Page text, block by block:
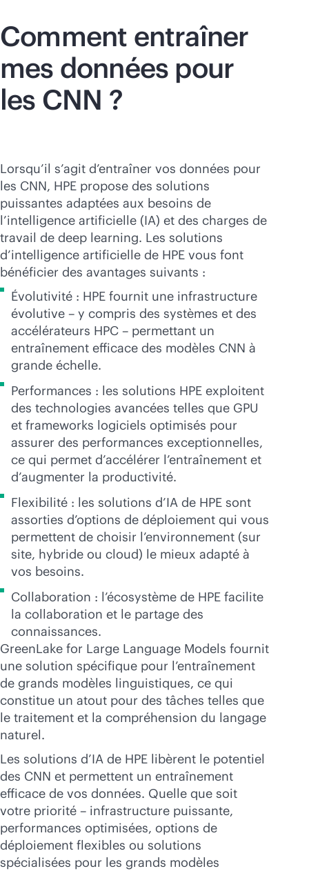
Comment entraîner
mes données pour
les CNN ?
Lorsqu’il s’agit d’entraîner vos données pour
les CNN, HPE propose des solutions
puissantes adaptées aux besoins de
l’intelligence artificielle (IA) et des charges de
travail de deep learning. Les solutions
d’intelligence artificielle de HPE vous font
bénéficier des avantages suivants :
Évolutivité : HPE fournit une infrastructure
évolutive – y compris des systèmes et des
accélérateurs HPC – permettant un
entraînement efficace des modèles CNN à
grande échelle.
Performances : les solutions HPE exploitent
des technologies avancées telles que GPU
et frameworks logiciels optimisés pour
assurer des performances exceptionnelles,
ce qui permet d’accélérer l’entraînement et
d’augmenter la productivité.
Flexibilité : les solutions d’IA de HPE sont
assorties d’options de déploiement qui vous
permettent de choisir l’environnement (sur
site, hybride ou cloud) le mieux adapté à
vos besoins.
Collaboration : l’écosystème de HPE facilite
la collaboration et le partage des
connaissances.
GreenLake for Large Language Models fournit
une solution spécifique pour l’entraînement
de grands modèles linguistiques, ce qui
constitue un atout pour des tâches telles que
le traitement et la compréhension du langage
naturel.
Les solutions d’IA de HPE libèrent le potentiel
des CNN et permettent un entraînement
efficace de vos données. Quelle que soit
votre priorité – infrastructure puissante,
performances optimisées, options de
déploiement flexibles ou solutions
spécialisées pour les grands modèles